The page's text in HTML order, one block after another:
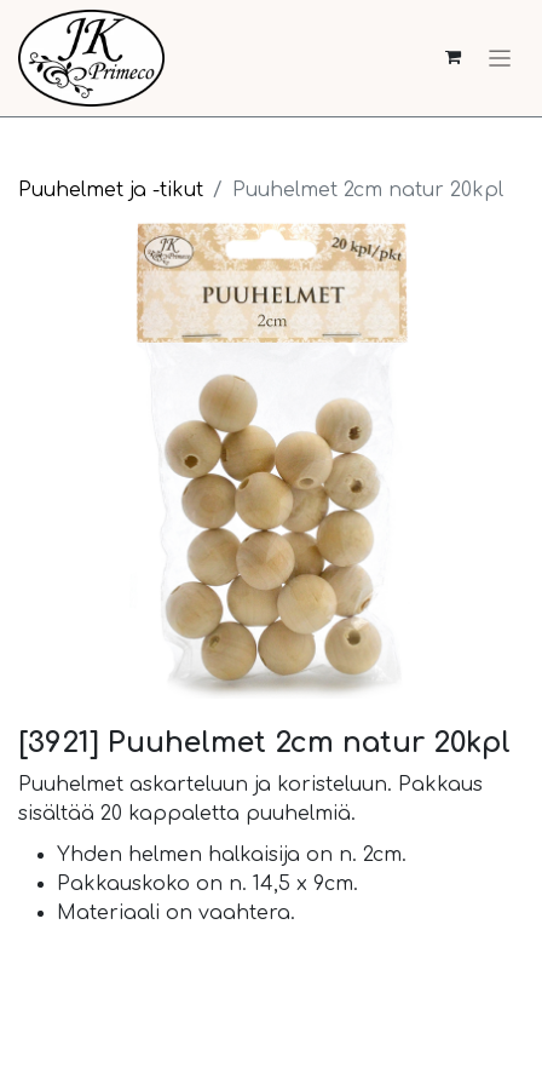
Puuhelmet ja -tikut Puuhelmet 2cm natur 20kpl
[3921] Puuhelmet 2cm natur 20kpl
Puuhelmet askarteluun ja koristeluun. Pakkaus
sisältää 20 kappaletta puuhelmiä.
Yhden helmen halkaisija on n. 2cm.
Pakkauskoko on n. 14,5 x 9cm.
Materiaali on vaahtera.